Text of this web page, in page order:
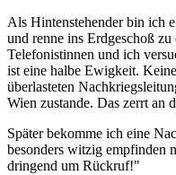
Als Hintenstehender bin ich
und renne ins Erdgeschoß
Telefonistinnen und ich
ist eine halbe Ewigkeit.
überlasteten
Wien zustande. Das zerrt an
Später bekomme ich eine
besonders witzig empfinden
dringend um Rückruf!"